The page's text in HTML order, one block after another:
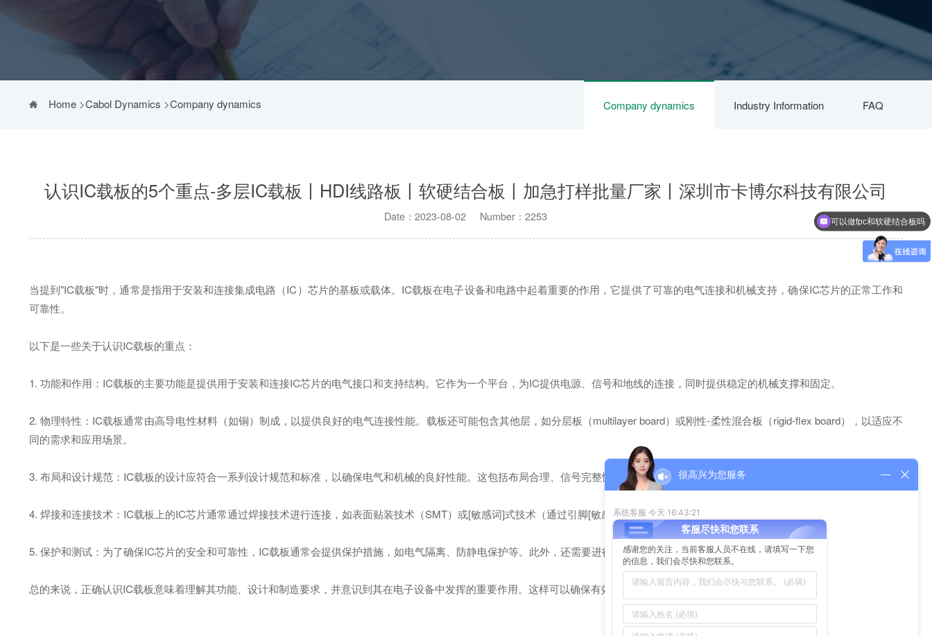
Company dynamics Industry Information FAQ
Home>Cabol Dynamics >Company dynamics
认识IC载板的5个重点-多层IC载板丨HDI线路板丨软硬结合板丨加急打样批量厂家丨深圳市卡博尔科技有限公司
Date：2023-08-02 Number：2253
当提到"IC载板"时，通常是指用于安装和连接集成电路（IC）芯片的基板或载体。IC载板在电子设备和电路中起着重要的作用，它提供了可靠的电气连接和机械支持，确保IC芯片的正常工作和
可靠性。
以下是一些关于认识IC载板的重点：
1. 功能和作用：IC载板的主要功能是提供用于安装和连接IC芯片的电气接口和支持结构。它作为一个平台，为IC提供电源、信号和地线的连接，同时提供稳定的机械支撑和固定。
2. 物理特性：IC载板通常由高导电性材料（如铜）制成，以提供良好的电气连接性能。载板还可能包含其他层，如分层板（multilayer board）或刚性-柔性混合板（rigid-flex board），以适应不
同的需求和应用场景。
3. 布局和设计规范：IC载板的设计应符合一系列设计规范和标准，以确保电气和机械的良好性能。这包括布局合理、信号完整性、电气特性匹配等方面的考虑。
4. 焊接和连接技术：IC载板上的IC芯片通常通过焊接技术进行连接，如表面贴装技术（SMT）或[敏感词]式技术（通过引脚[敏感词]载板孔洞）。这些方法要求高精度和可靠的连接。
5. 保护和测试：为了确保IC芯片的安全和可靠性，IC载板通常会提供保护措施，如电气隔离、防静电保护等。此外，还需要进行测试和验证，以确保整个载板和IC的质量和性能达到要求。
总的来说，正确认识IC载板意味着理解其功能、设计和制造要求，并意识到其在电子设备中发挥的重要作用。这样可以确保有效地应用IC载板技术，提高电路的可靠性和性能。
可以做fpc和软硬结合板吗